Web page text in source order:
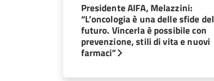
Presidente AIFA, Melazzini:
“L’oncologia è una delle sfide del
futuro. Vincerla è possibile con
prevenzione, stili di vita e nuovi
farmaci”